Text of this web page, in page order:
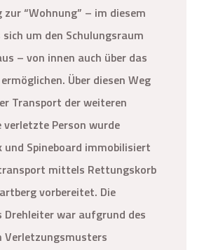
zur “Wohnung” – im diesem
um den Schulungsraum
– von innen auch über das
Über diesen Weg
Transport der weiteren
Person wurde
Spineboard immobilisiert
mittels Rettungskorb
vorbereitet. Die
war aufgrund des
Verletzungsmusters